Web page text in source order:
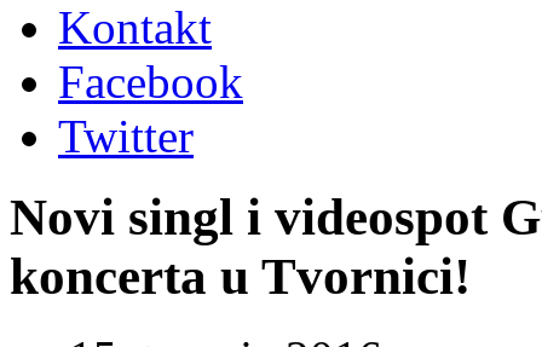
Kontakt
Facebook
Twitter
Novi singl i videospot
koncerta u Tvornici!